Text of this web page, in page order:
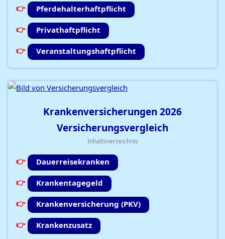
Pferdehalterhaftpflicht
Privathaftpflicht
Veranstaltungshaftpflicht
Krankenversicherungen 2026
Versicherungsvergleich
Inhaltsverzeichnis
Dauerreisekranken
Krankentagegeld
Krankenversicherung (PKV)
Krankenzusatz